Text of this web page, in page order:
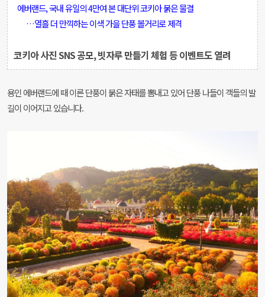
에버랜드, 국내 유일의 4만여 본 대단위 코키아 붉은 물결
…열흘 더 만끽하는 이색 가을 단풍 볼거리로 제격
코키아 사진 SNS 공모, 빗자루 만들기 체험 등 이벤트도 열려
용인 에버랜드에 때 이른 단풍이 붉은 자태를 뽐내고 있어단풍 나들이 객들의 발
길이 이어지고 있습니다.